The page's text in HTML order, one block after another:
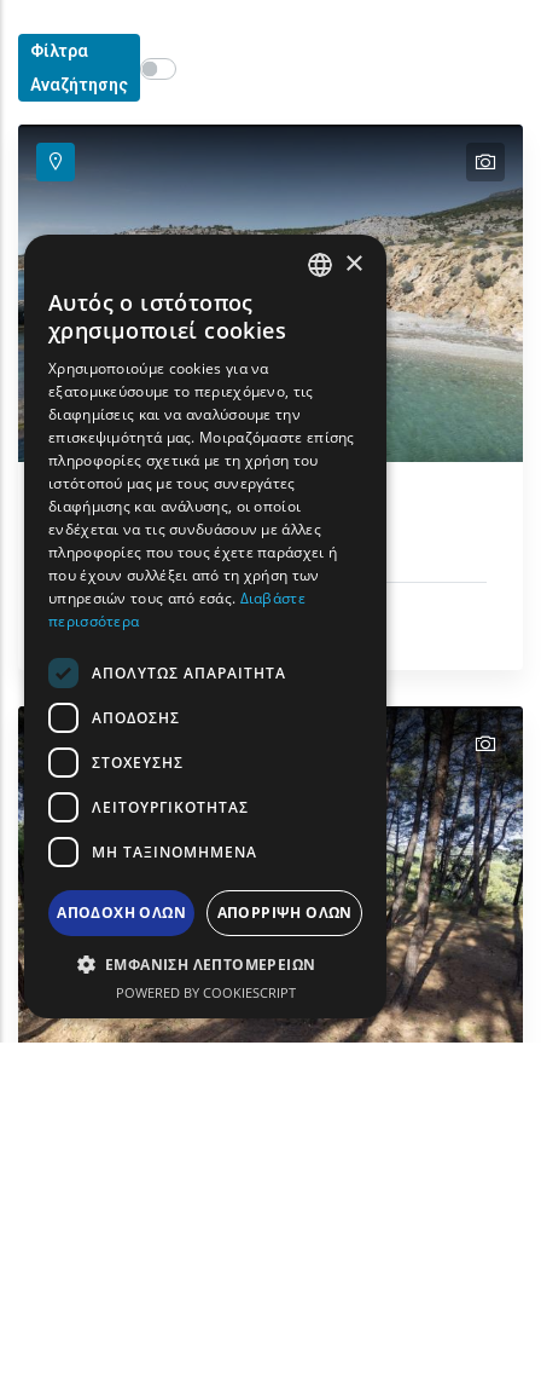
Φίλτρα
Αναζήτησης
Show map on mouse hover
text
Περιοχή Αρχαίου Θεάτρου -
Μαρμαρίτσας - Σύναξης
Φύση
Δήμος Μαρώνειας-Σαπών
text
text
text
text
text
text
text
text
text
text
FRENCH
BULGARIAN
ROMANIAN
TURKISH
×
Αυτός ο ιστότοπος
χρησιμοποιεί cookies
Χρησιμοποιούμε cookies για να
εξατομικεύσουμε το περιεχόμενο, τις
διαφημίσεις και να αναλύσουμε την
επισκεψιμότητά μας. Μοιραζόμαστε επίσης
πληροφορίες σχετικά με τη χρήση του
ιστότοπού μας με τους συνεργάτες
διαφήμισης και ανάλυσης, οι οποίοι
ενδέχεται να τις συνδυάσουν με άλλες
πληροφορίες που τους έχετε παράσχει ή
που έχουν συλλέξει από τη χρήση των
υπηρεσιών τους από εσάς. Διαβάστε
περισσότερα
ΑΠΟΛΎΤΩΣ ΑΠΑΡΑΊΤΗΤΑ
ΑΠΌΔΟΣΗΣ
ΣΤΌΧΕΥΣΗΣ
ΛΕΙΤΟΥΡΓΙΚΌΤΗΤΑΣ
ΜΗ ΤΑΞΙΝΟΜΗΜΈΝΑ
ΑΠΟΔΟΧΉ ΌΛΩΝ ΑΠΌΡΡΙΨΗ ΌΛΩΝ
ΕΜΦΆΝΙΣΗ ΛΕΠΤΟΜΕΡΕΙΏΝ
POWERED BY COOKIESCRIPT